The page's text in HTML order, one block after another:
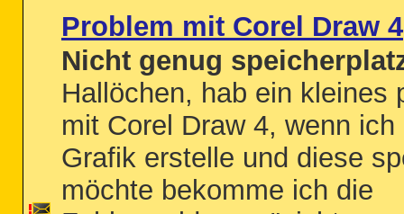
Problem mit Corel Draw 4
Nicht genug
Hallöchen, hab ein kleines
mit Corel Draw 4, wenn ich
Grafik erstelle und diese
möchte bekomme ich die